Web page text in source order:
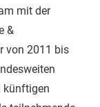
mit der
&
von 2011 bis
künftigen